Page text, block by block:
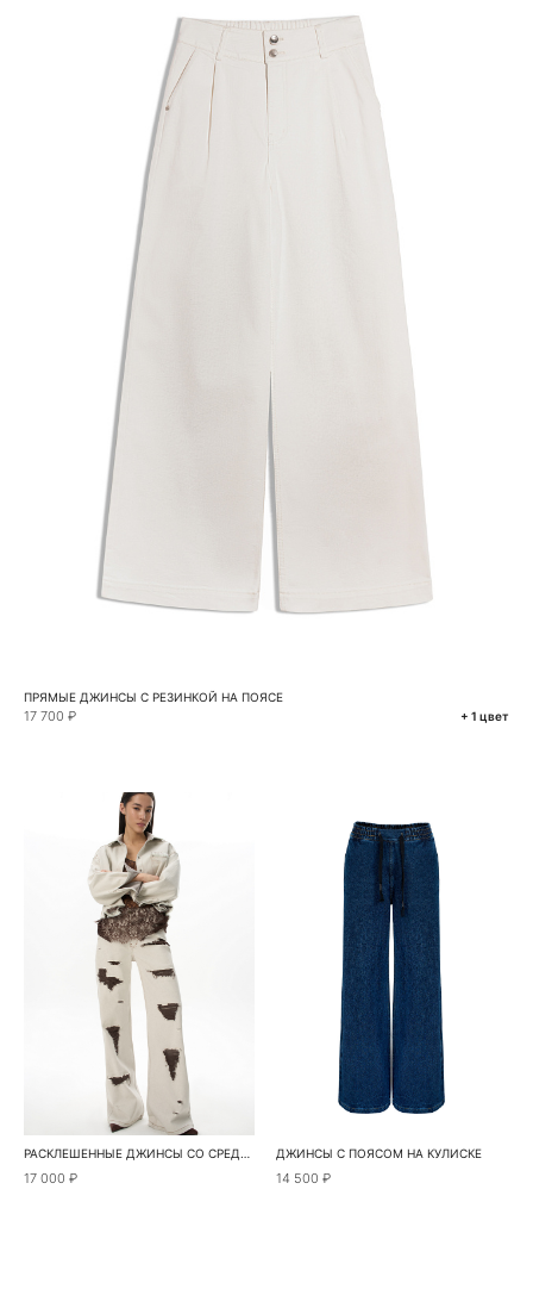
ПРЯМЫЕ ДЖИНСЫ С РЕЗИНКОЙ НА ПОЯСЕ
17 700 ₽ + 1 цвет
РАСКЛЕШЕННЫЕ ДЖИНСЫ СО СРЕДНЕЙ ПОСАДКОЙ
17 000 ₽
ДЖИНСЫ С ПОЯСОМ НА КУЛИСКЕ
14 500 ₽